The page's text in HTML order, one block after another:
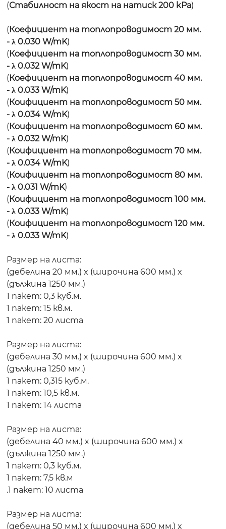
(Стабилност на якост на натиск 200 kPa)
( Коефициент на топлопроводимост 20 мм.
- λ 0.030 W/mK)
( Коефициент на топлопроводимост 30 мм.
- λ 0.032 W/mK)
( Коефициент на топлопроводимост 40 мм.
- λ 0.033 W/mK)
( Коифициент на топлопроводимост 50 мм.
- λ 0.034 W/mK)
( Коифициент на топлопроводимост 60 мм.
- λ 0.032 W/mK)
( Коифициент на топлопроводимост 70 мм.
- λ 0.034 W/mK)
( Коифициент на топлопроводимост 80 мм.
- λ 0.031 W/mK)
( Коифициент на топлопроводимост 100 мм.
- λ 0.033 W/mK)
( Коифициент на топлопроводимост 120 мм.
- λ 0.033 W/mK)
Размер на листа:
(дебелина 20 мм.) x (широчина 600 мм.) x
(дължина 1250 мм.)
1 пакет: 0,3 куб.м.
1 пакет: 15 кв.м.
1 пакет: 20 листа
Размер на листа:
(дебелина 30 мм.) x (широчина 600 мм.) x
(дължина 1250 мм.)
1 пакет: 0,315 куб.м.
1 пакет: 10,5 кв.м.
1 пакет: 14 листа
Размер на листа:
(дебелина 40 мм.) x (широчина 600 мм.) x
(дължина 1250 мм.)
1 пакет: 0,3 куб.м.
1 пакет: 7,5 кв.м
.1 пакет: 10 листа
Размер на листа:
(дебелина 50 мм.) x (широчина 600 мм.) x